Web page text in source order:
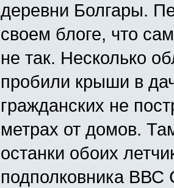
деревни Болгары.
своем блоге, что
не так. Несколько
пробили крыши в
гражданских не
метрах от домов.
останки обоих
подполковника ВВС